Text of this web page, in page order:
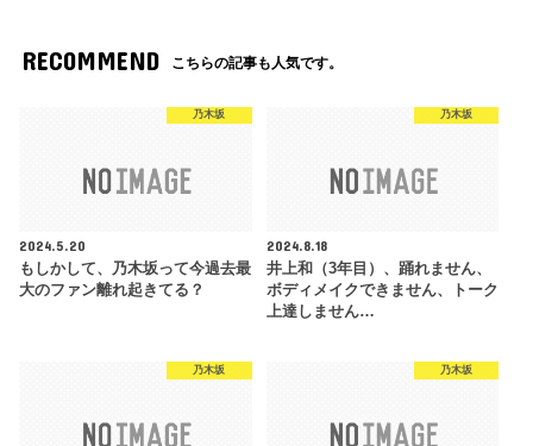
RECOMMEND こちらの記事も人気です。
乃木坂
2024.5.20
もしかして、乃木坂って今過去最
大のファン離れ起きてる？
乃木坂
2024.8.18
井上和（3年目）、踊れません、
ボディメイクできません、トーク
上達しません…
乃木坂 乃木坂